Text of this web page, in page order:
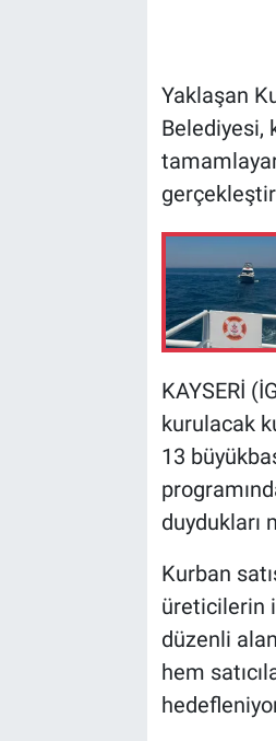
Yaklaşan
Belediyesi,
KAYSERİ
kurulacak
13
duydukları
Kurban
üreticilerin
düzenli
hem